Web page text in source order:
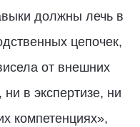
должны лечь в
цепочек,
от внешних
в экспертизе, ни
компетенциях»,